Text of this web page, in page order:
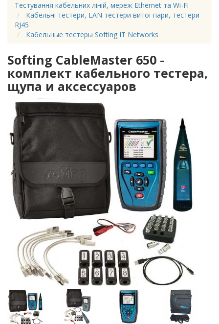
Тестування кабельних ліній, мереж Ethernet та Wi-Fi
Кабельні тестери, LAN тестери витої пари, тестери
RJ45
Кабельные тестеры Softing IT Networks
Softing CableMaster 650 -
комплект кабельного тестера,
щупа и аксессуаров